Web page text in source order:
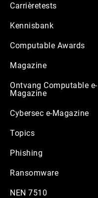
Carrièretests
Kennisbank
Computable Awards
Magazine
Ontvang Computable e-
Magazine
Cybersec e-Magazine
Topics
Phishing
Ransomware
NEN 7510